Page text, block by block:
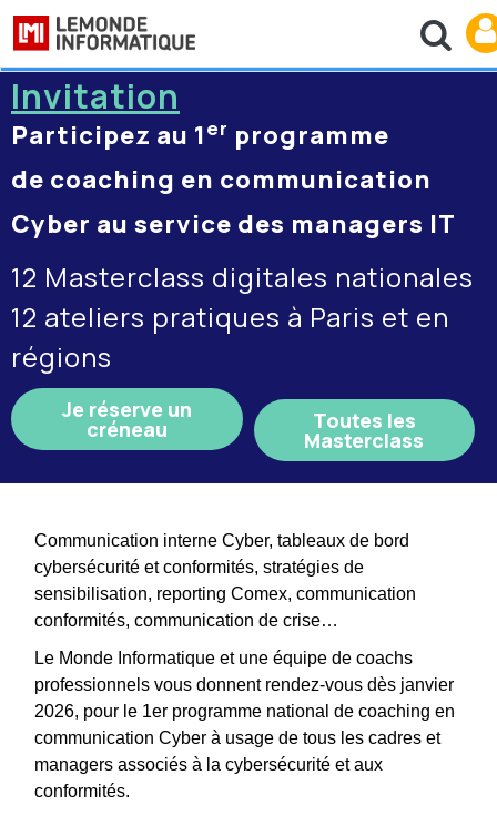
Invitation
Participez au 1er programme
de coaching en communication
Cyber au service des managers IT
12 Masterclass digitales nationales
12 ateliers pratiques à Paris et en
régions
Je réserve un
créneau Toutes les
Masterclass
Communication interne Cyber, tableaux de bord
cybersécurité et conformités, stratégies de
sensibilisation, reporting Comex, communication
conformités, communication de crise…
Le Monde Informatique et une équipe de coachs
professionnels vous donnent rendez-vous dès janvier
2026, pour le 1er programme national de coaching en
communication Cyber à usage de tous les cadres et
managers associés à la cybersécurité et aux
conformités.